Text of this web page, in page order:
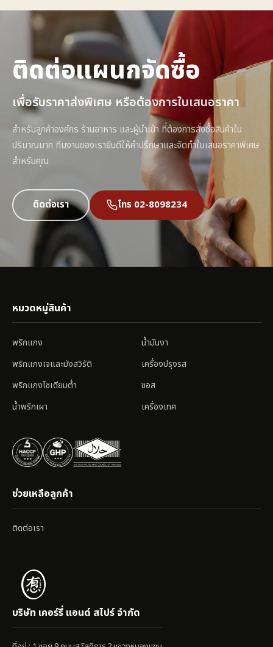
ติดต่อแผนกจัดซื้อ
เพื่อรับราคาส่งพิเศษ หรือต้องการใบเสนอราคา
สำหรับลูกค้าองค์กร ร้านอาหาร และผู้นำเข้า ที่ต้องการสั่งซื้อสินค้าใน
ปริมาณมาก ทีมงานของเรายินดีให้คำปรึกษาและจัดทำใบเสนอราคาพิเศษ
สำหรับคุณ
ติดต่อเรา โทร 02-8098234
หมวดหมู่สินค้า
พริกแกง
พริกแกงเจและมังสวิรัติ
พริกแกงโซเดียมต่ำ
น้ำพริกเผา
น้ำมันงา
เครื่องปรุงรส
ซอส
เครื่องเทศ
ช่วยเหลือลูกค้า
ติดต่อเรา
บริษัท เคอร์รี่ แอนด์ สไปร์ จำกัด